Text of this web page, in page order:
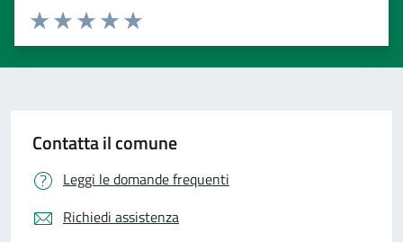
Valuta 5 stelle su 5
Valuta 4 stelle su 5
Valuta 3 stelle su 5
Valuta 2 stelle su 5
Valuta 1 stelle su 5
Contatta il comune
Leggi le domande frequenti
Richiedi assistenza